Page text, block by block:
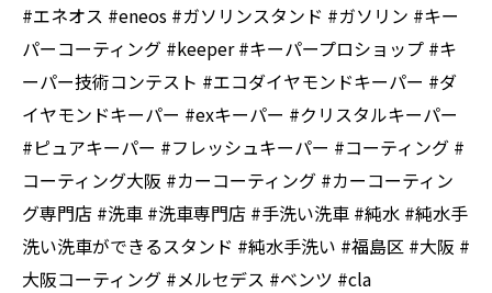
#エネオス #eneos #ガソリンスタンド #ガソリン #キー
パーコーティング #keeper #キーパープロショップ #キ
ーパー技術コンテスト #エコダイヤモンドキーパー #ダ
イヤモンドキーパー #exキーパー #クリスタルキーパー
#ピュアキーパー #フレッシュキーパー #コーティング #
コーティング大阪 #カーコーティング #カーコーティン
グ専門店 #洗車 #洗車専門店 #手洗い洗車 #純水 #純水手
洗い洗車ができるスタンド #純水手洗い #福島区 #大阪 #
大阪コーティング #メルセデス #ベンツ #cla